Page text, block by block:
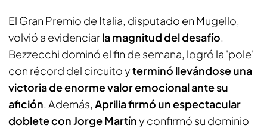
El Gran Premio de Italia, disputado en Mugello,
volvió a evidenciarla magnitud del desafío.
Bezzecchi dominó el fin de semana, logró la 'pole'
con récord del circuito yterminó llevándose una
victoria de enorme valor emocional ante su
afición. Además, Aprilia firmó un espectacular
doblete con Jorge Martíny confirmó su dominio